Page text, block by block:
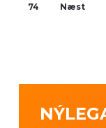
74 Næst